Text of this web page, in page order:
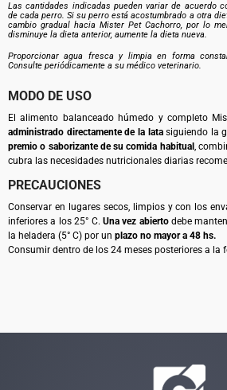
Las cantidades indicadas pueden variar de acuerdo
de cada perro. Si su perro está acostumbrado a otra
cambio gradual hacia Mister Pet Cachorro, por lo
disminuye la dieta anterior, aumente la dieta nueva.
Proporcionar agua fresca y limpia en forma
Consulte periódicamente a su médico veterinario.
MODO DE USO
El alimento balanceado húmedo y completo
administrado directamente de la latasiguiendo la
premio o saborizante de su comida habitual ,
cubra las necesidades nutricionales diarias
PRECAUCIONES
Conservar en lugares secos, limpios y con los
inferiores a los 25° C. Una vez abiertodebe
la heladera (5° C) por un plazo no mayor a 48 hs.
Consumir dentro de los 24 meses posteriores a la